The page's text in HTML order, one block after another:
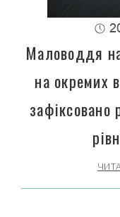
Маловоддя
на окремих
зафіксовано